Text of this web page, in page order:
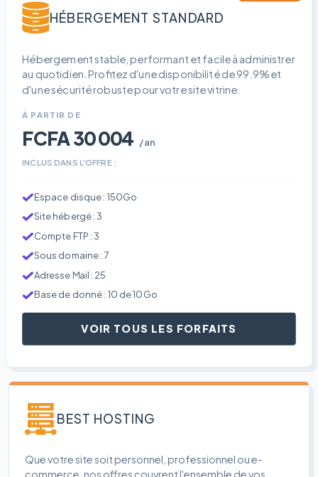
HÉBERGEMENT STANDARD
Hébergement stable, performant et facile à administrer
au quotidien. Profitez d'une disponibilité de 99.9% et
d'une sécurité robuste pour votre site vitrine.
À PARTIR DE
FCFA 30 004 /an
INCLUS DANS L'OFFRE :
Espace disque : 150Go
Site hébergé : 3
Compte FTP : 3
Sous domaine : 7
Adresse Mail : 25
Base de donné : 10 de 10Go
VOIR TOUS LES FORFAITS
BEST HOSTING
Que votre site soit personnel, professionnel ou e-
commerce, nos offres couvrent l'ensemble de vos